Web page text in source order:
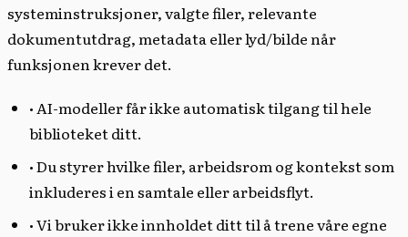
systeminstruksjoner, valgte filer, relevante
dokumentutdrag, metadata eller lyd/bilde når
funksjonen krever det.
• AI-modeller får ikke automatisk tilgang til hele
biblioteket ditt.
• Du styrer hvilke filer, arbeidsrom og kontekst som
inkluderes i en samtale eller arbeidsflyt.
• Vi bruker ikke innholdet ditt til å trene våre egne